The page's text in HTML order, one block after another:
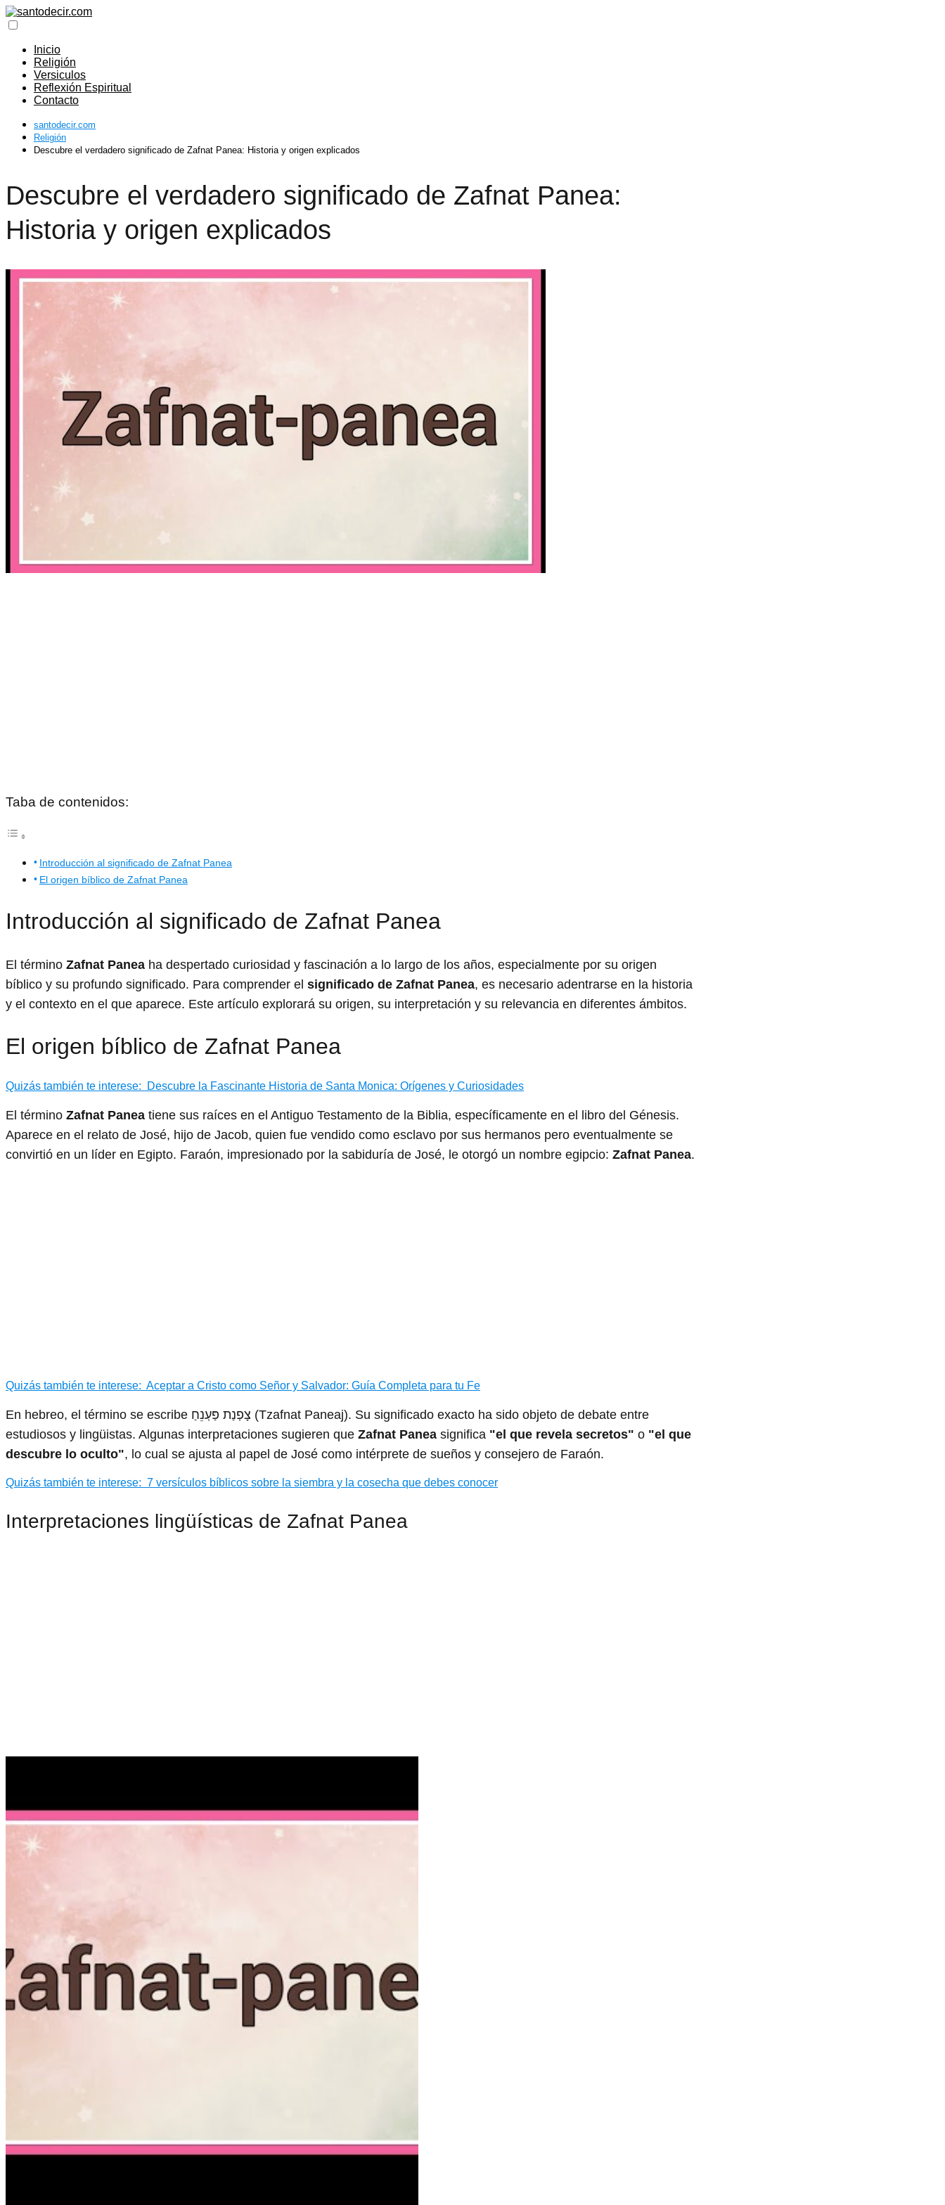
Inicio
Religión
Versiculos
Reflexión Espiritual
Contacto
santodecir.com
Religión
Descubre el verdadero significado de Zafnat Panea: Historia y origen explicados
Descubre el verdadero significado de Zafnat Panea:
Historia y origen explicados
Taba de contenidos:
Introducción al significado de Zafnat Panea
El origen bíblico de Zafnat Panea
Introducción al significado de Zafnat Panea
El término Zafnat Panea ha despertado curiosidad y fascinación a lo largo de los años, especialmente por su origen
bíblico y su profundo significado. Para comprender el significado de Zafnat Panea, es necesario adentrarse en la historia
y el contexto en el que aparece. Este artículo explorará su origen, su interpretación y su relevancia en diferentes ámbitos.
El origen bíblico de Zafnat Panea
Quizás también te interese: Descubre la Fascinante Historia de Santa Monica: Orígenes y Curiosidades
El término Zafnat Panea tiene sus raíces en el Antiguo Testamento de la Biblia, específicamente en el libro del Génesis.
Aparece en el relato de José, hijo de Jacob, quien fue vendido como esclavo por sus hermanos pero eventualmente se
convirtió en un líder en Egipto. Faraón, impresionado por la sabiduría de José, le otorgó un nombre egipcio: Zafnat Panea.
Quizás también te interese: Aceptar a Cristo como Señor y Salvador: Guía Completa para tu Fe
En hebreo, el término se escribe צָפְנַת פַּעְנֵחַ (Tzafnat Paneaj). Su significado exacto ha sido objeto de debate entre
estudiosos y lingüistas. Algunas interpretaciones sugieren que Zafnat Panea significa "el que revela secretos" o "el que
descubre lo oculto", lo cual se ajusta al papel de José como intérprete de sueños y consejero de Faraón.
Quizás también te interese: 7 versículos bíblicos sobre la siembra y la cosecha que debes conocer
Interpretaciones lingüísticas de Zafnat Panea